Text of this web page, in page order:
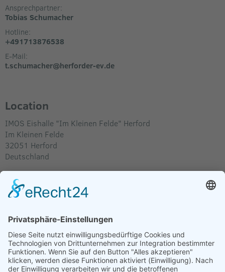
Ansprechpartner:
Tobias Schumacher
Hotline:
+491713876538
E-Mail:
t.schumacher@herforder-ev.de
Location
IMOS Eishalle "Im Kleinen Felde" Herford
Im Kleinen Felde
32051 Herford
Deutschland
Im Routenplaner anzeigen
Verkäufer
Herforder Eishockey Verein e.V.
Leopoldstraße 2-8
32051 Herford